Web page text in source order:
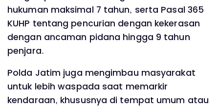
hukuman maksimal 7 tahun, serta Pasal 365
KUHP tentang pencurian dengan kekerasan
dengan ancaman pidana hingga 9 tahun
penjara.
Polda Jatim juga mengimbau masyarakat
untuk lebih waspada saat memarkir
kendaraan, khususnya di tempat umum atau